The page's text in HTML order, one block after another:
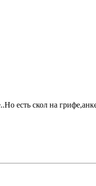
есть скол на